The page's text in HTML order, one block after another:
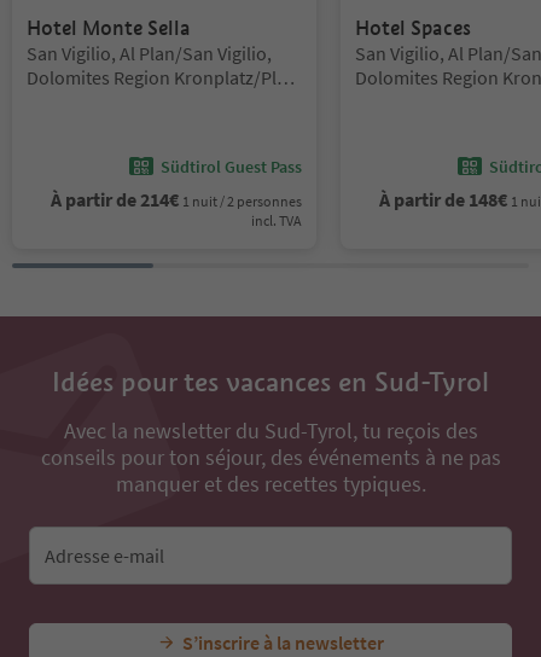
Hotel Monte Sella
Emplacement:
San Vigilio, Al Plan/San Vigilio,
Dolomites Region Kronplatz/Plan
Südtirol Guest Pass
À partir de 214€ 1 nuit / 2 personnes
incl. TVA
Hotel Spaces
Emplacement:
San Vigilio, Al Plan/
Dolomites Region
À partir de 148€ 1
Idées pour tes vacances en Sud-Tyrol
Avec la newsletter du Sud-Tyrol, tu reçois des
conseils pour ton séjour, des événements à ne pas
manquer et des recettes typiques.
Adresse e-mail
S’inscrire à la newsletter